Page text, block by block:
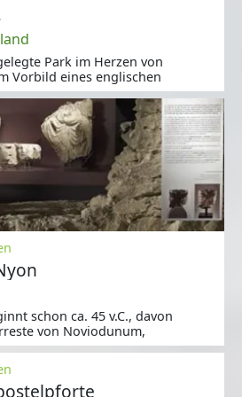
Park im Herzen von
Vorbild eines englischen
schon ca. 45 v.C., davon
von Noviodunum,